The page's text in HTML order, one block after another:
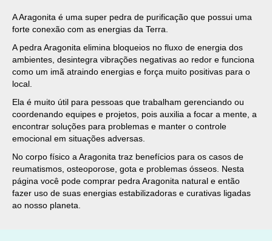
A Aragonita é uma super pedra de purificação que possui uma
forte conexão com as energias da Terra.
A pedra Aragonita elimina bloqueios no fluxo de energia dos
ambientes, desintegra vibrações negativas ao redor e funciona
como um imã atraindo energias e força muito positivas para o
local.
Ela é muito útil para pessoas que trabalham gerenciando ou
coordenando equipes e projetos, pois auxilia a focar a mente, a
encontrar soluções para problemas e manter o controle
emocional em situações adversas.
No corpo físico a Aragonita traz benefícios para os casos de
reumatismos, osteoporose, gota e problemas ósseos. Nesta
página você pode comprar pedra Aragonita natural e então
fazer uso de suas energias estabilizadoras e curativas ligadas
ao nosso planeta.